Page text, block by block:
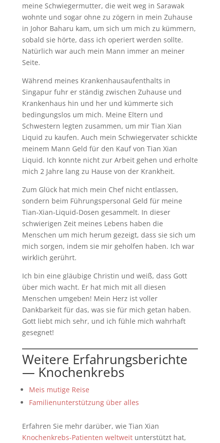
meine Schwiegermutter, die weit weg in Sarawak
wohnte und sogar ohne zu zögern in mein Zuhause
in Johor Baharu kam, um sich um mich zu kümmern,
sobald sie hörte, dass ich operiert werden sollte.
Natürlich war auch mein Mann immer an meiner
Seite.
Während meines Krankenhausaufenthalts in
Singapur fuhr er ständig zwischen Zuhause und
Krankenhaus hin und her und kümmerte sich
bedingungslos um mich. Meine Eltern und
Schwestern legten zusammen, um mir Tian Xian
Liquid zu kaufen. Auch mein Schwiegervater schickte
meinem Mann Geld für den Kauf von Tian Xian
Liquid. Ich konnte nicht zur Arbeit gehen und erholte
mich 2 Jahre lang zu Hause von der Krankheit.
Zum Glück hat mich mein Chef nicht entlassen,
sondern beim Führungspersonal Geld für meine
Tian-Xian-Liquid-Dosen gesammelt. In dieser
schwierigen Zeit meines Lebens haben die
Menschen um mich herum gezeigt, dass sie sich um
mich sorgen, indem sie mir geholfen haben. Ich war
wirklich gerührt.
Ich bin eine gläubige Christin und weiß, dass Gott
über mich wacht. Er hat mich mit all diesen
Menschen umgeben! Mein Herz ist voller
Dankbarkeit für das, was sie für mich getan haben.
Gott liebt mich sehr, und ich fühle mich wahrhaft
gesegnet!
Weitere Erfahrungsberichte
— Knochenkrebs
Meis mutige Reise
Familienunterstützung über alles
Erfahren Sie mehr darüber, wie Tian Xian
Knochenkrebs-Patienten weltweitunterstützt hat,